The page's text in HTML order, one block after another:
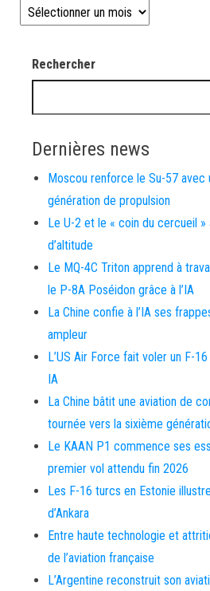
Les news depuis 2008
Rechercher
Dernières news
Moscou renforce le Su-57 avec
génération de propulsion
Le U-2 et le « coin du cercueil
d’altitude
Le MQ-4C Triton apprend à
le P-8A Poséidon grâce à l’IA
La Chine confie à l’IA ses
ampleur
L’US Air Force fait voler un F-
IA
La Chine bâtit une aviation de
tournée vers la sixième
Le KAAN P1 commence ses
premier vol attendu fin 2026
Les F-16 turcs en Estonie
d’Ankara
Entre haute technologie et
de l’aviation française
L’Argentine reconstruit son